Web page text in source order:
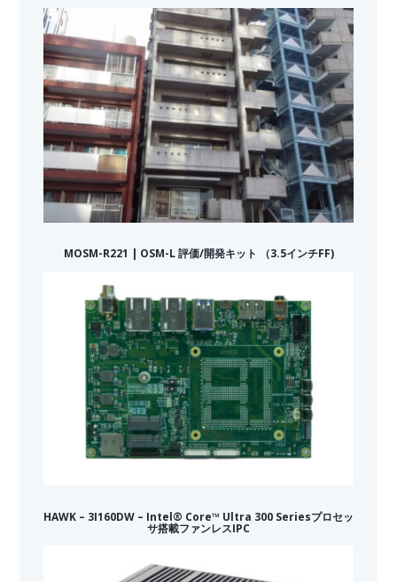
MOSM-R221 | OSM-L 評価/開発キット （3.5インチFF)
HAWK – 3I160DW – Intel® Core™ Ultra 300 Seriesプロセッ
サ搭載ファンレスIPC